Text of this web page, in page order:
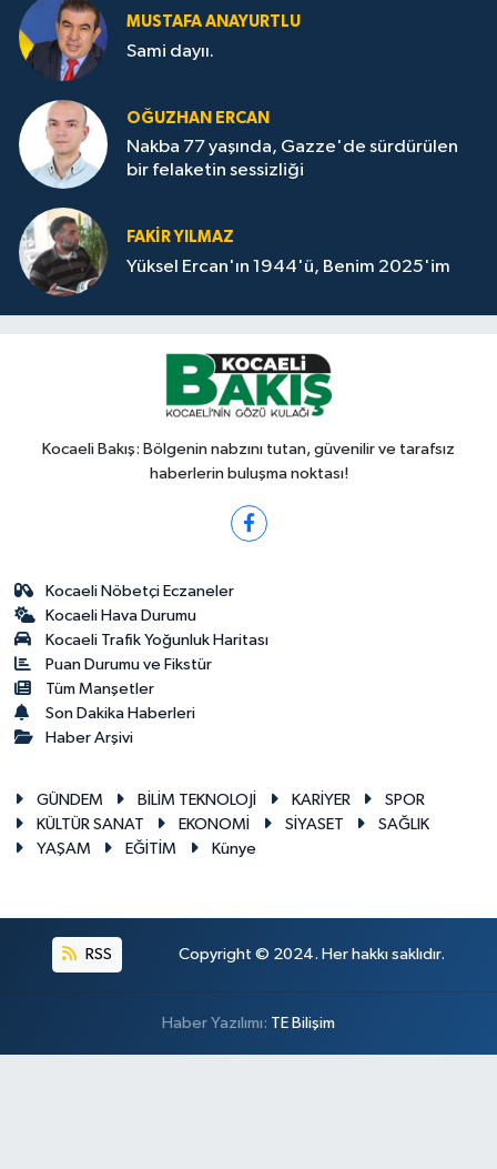
MUSTAFA ANAYURTLU
Sami dayıı.
OĞUZHAN ERCAN
Nakba 77 yaşında, Gazze'de sürdürülen
bir felaketin sessizliği
FAKİR YILMAZ
Yüksel Ercan'ın 1944'ü, Benim 2025'im
Kocaeli Bakış: Bölgenin nabzını tutan, güvenilir ve tarafsız
haberlerin buluşma noktası!
Kocaeli Nöbetçi Eczaneler
Kocaeli Hava Durumu
Kocaeli Trafik Yoğunluk Haritası
Puan Durumu ve Fikstür
Tüm Manşetler
Son Dakika Haberleri
Haber Arşivi
GÜNDEM BİLİM TEKNOLOJİ KARİYER
SPOR
KÜLTÜR SANAT
EKONOMİ SİYASET
SAĞLIK
YAŞAM
EĞİTİM Künye
RSS Copyright © 2024. Her hakkı saklıdır.
Haber Yazılımı: TE Bilişim